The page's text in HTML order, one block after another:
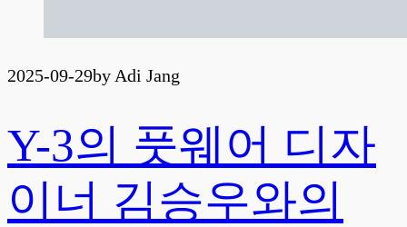
2025-09-29by Adi Jang
Y-3의 풋웨어 디자
이너 김승우와의